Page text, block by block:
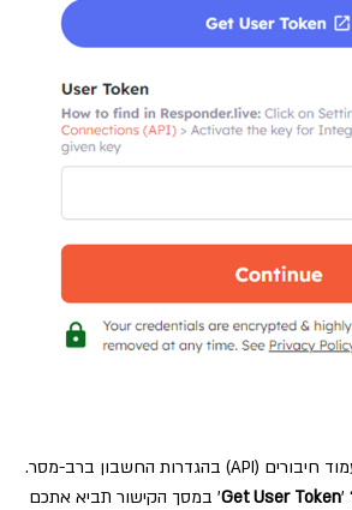
את ה-Token מוצאים בעמוד חיבורים (API) בהגדרות החשבון ברב-מסר.
'
Get User Token' במסך הקישור תביא אתכם